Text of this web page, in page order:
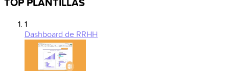
TOP PLANTILLAS
1
Dashboard de RRHH